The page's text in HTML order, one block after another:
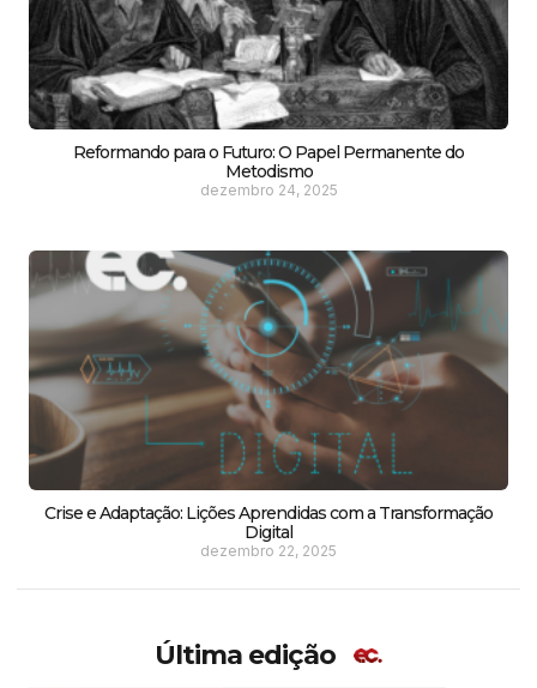
Reformando para o Futuro: O Papel Permanente do
Metodismo
dezembro 24, 2025
Crise e Adaptação: Lições Aprendidas com a Transformação
Digital
dezembro 22, 2025
Última edição